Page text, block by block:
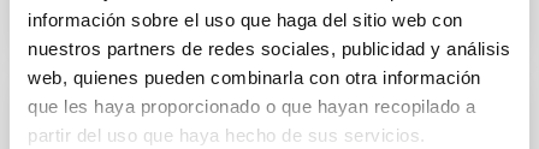
información sobre el uso que haga del sitio web con
nuestros partners de redes sociales, publicidad y análisis
web, quienes pueden combinarla con otra información
que les haya proporcionado o que hayan recopilado a
partir del uso que haya hecho de sus servicios.
NÚMERO DE CITAS 1